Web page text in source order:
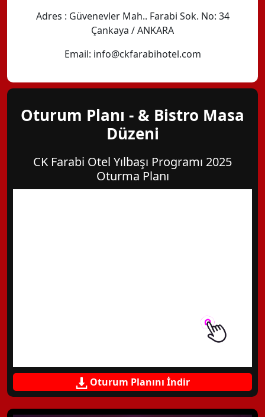
Adres : Güvenevler Mah.. Farabi Sok. No: 34
Çankaya / ANKARA
Email: info@ckfarabihotel.com
Oturum Planı - & Bistro Masa
Düzeni
CK Farabi Otel Yılbaşı Programı 2025
Oturma Planı
Oturum Planını İndir